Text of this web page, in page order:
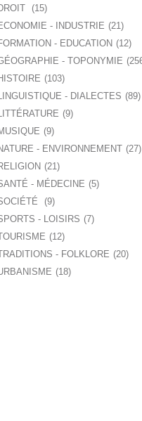
15
- INDUSTRIE
21
- EDUCATION
12
- TOPONYMIE
103
- DIALECTES
89
9
9
- ENVIRONNEMENT 27
21
- MÉDECINE
5
9
- LOISIRS
7
12
- FOLKLORE
20
18